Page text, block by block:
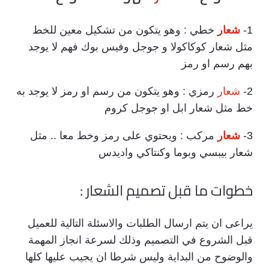
1- شعار خطي : وهو يتكون من تشكيل معين للخط
مثل شعار كوكاكولا و جوجل وفيس بوك فهم لا يوجد
بهم رسم او رمز
2- شعار رمزي : وهو يتكون من رسم او رمز لا يوجد به
خط مثل شعار ابل او جوجل كروم
3- شعار مركب : ويحتوي على رمز وخط معا .. مثل
شعار بيبسي وبوما وكنتاكي واديدس
خطوات ما قبل تصميم الشعار :
يراعى ان يتم ارسال الطلبات والاسئلة التالية للعميل
قبل الشروع في التصميم وذلك لسرعة انجاز المهمة
والوضوح من البداية وليس شرطا ان يجيب عليها كلها